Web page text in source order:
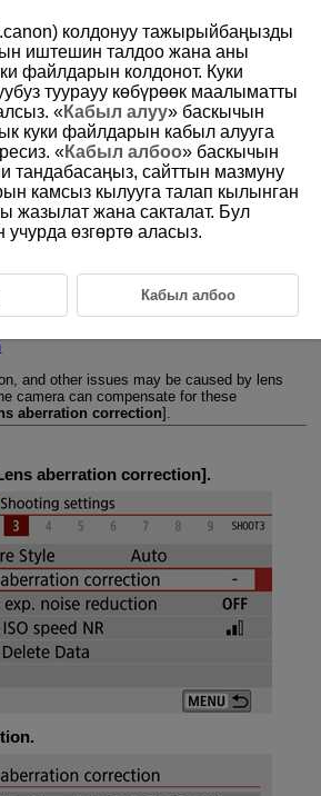
Correction
Correction
and other issues may be caused by lens
camera can compensate for these
aberration correction].
aberration correction].
колдонуу тажырыйбаңызды
иштешин талдоо жана аны
файлдарын колдонот. Куки
туурауу көбүрөөк маалыматты
«Кабыл алуу» баскычын
куки файлдарын кабыл алууга
«Кабыл албоо» баскычын
тандабасаңыз, сайттын мазмуну
камсыз кылууга талап кылынган
жазылат жана сакталат. Бул
учурда өзгөртө аласыз.
Кабыл албоо